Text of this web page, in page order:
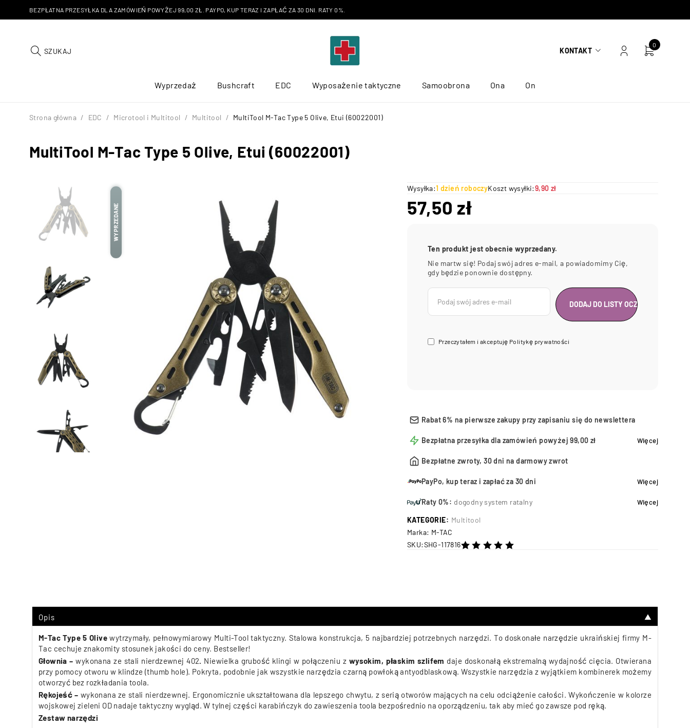
BEZPŁATNA PRZESYŁKA DLA ZAMÓWIEŃ POWYŻEJ 99,00 ZŁ. PAYPO, KUP TERAZ I ZAPŁAĆ ZA 30 DNI. RATY 0%.
SZUKAJ KONTAKT
0
Wyprzedaż Bushcraft EDC Wyposażenie taktyczne Samoobrona Ona On
MultiTool M-Tac Type 5 Olive, Etui (60022001)
Strona główna / EDC / Microtool i Multitool / Multitool / MultiTool M-Tac Type 5 Olive, Etui (60022001)
WYPRZEDANE
Wysyłka:1 dzień roboczyKoszt wysyłki:9,90 zł
57,50zł
Ten produkt jest obecnie wyprzedany.
Nie martw się! Podaj swój adres e-mail, a powiadomimy Cię,
gdy będzie ponownie dostępny.
Przeczytałem i akceptuję Politykę prywatności
Rabat 6% na pierwsze zakupy przy zapisaniu się do newslettera
Bezpłatna przesyłka dla zamówień powyżej 99,00 zł Więcej
Bezpłatne zwroty, 30 dni na darmowy zwrot
PayPo, kup teraz i zapłać za 30 dni Więcej
Raty 0%: dogodny system ratalny Więcej
KATEGORIE: Multitool
Marka: M-TAC
SKU:SHG-117816
Opis ▼
M-Tac Type 5 Olive wytrzymały, pełnowymiarowy Multi-Tool taktyczny. Stalowa konstrukcja, 5 najbardziej potrzebnych narzędzi. To doskonałe narzędzie ukraińskiej firmy M-
Tac cechuje znakomity stosunek jakości do ceny. Bestseller!
Głownia –wykonana ze stali nierdzewnej 402. Niewielka grubość klingi w połączeniu z wysokim, płaskim szlifem daje doskonałą ekstremalną wydajność cięcia. Otwierana
przy pomocy otworu w klindze (thumb hole). Pokryta, podobnie jak wszystkie narzędzia czarną powłoką antyodblaskową. Wszystkie narzędzia z wyjątkiem kombinerek możemy
otworzyć bez rozkładania toola.
Rękojeść – wykonana ze stali nierdzewnej. Ergonomicznie ukształtowana dla lepszego chwytu, z serią otworów mających na celu odciążenie całości. Wykończenie w kolorze
wojskowej zieleni OD nadaje taktyczny wygląd. W tylnej części karabińczyk do zawieszenia toola bezpośrednio na oporządzeniu, tak aby mieć go zawsze pod ręką.
Zestaw narzędzi